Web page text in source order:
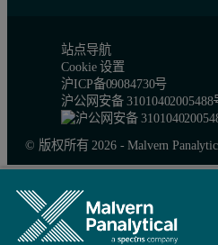
站点导航
Cookie 设置
沪ICP备09084730号
沪公网安备 31010402005488
© 版权所有 2026 - Malvern